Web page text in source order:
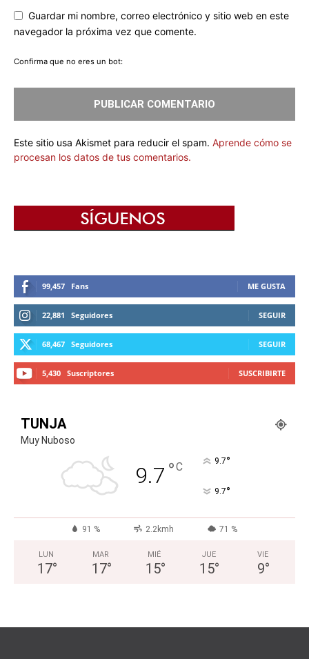
Guardar mi nombre, correo electrónico y sitio web en este
navegador la próxima vez que comente.
Confirma que no eres un bot:
Este sitio usa Akismet para reducir el spam. Aprende cómo se
procesan los datos de tus comentarios.
99,457 Fans ME GUSTA
22,881 Seguidores SEGUIR
68,467 Seguidores SEGUIR
5,430 Suscriptores SUSCRIBIRTE
TUNJA
Muy Nuboso
9.7 °C 9.7°
9.7°
91 % 2.2kmh 71 %
LUN
17°
MAR
17°
MIÉ
15°
JUE
15°
VIE
9°